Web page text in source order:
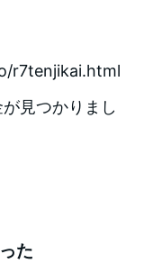
r7tenjikai.html
見つかりまし
た